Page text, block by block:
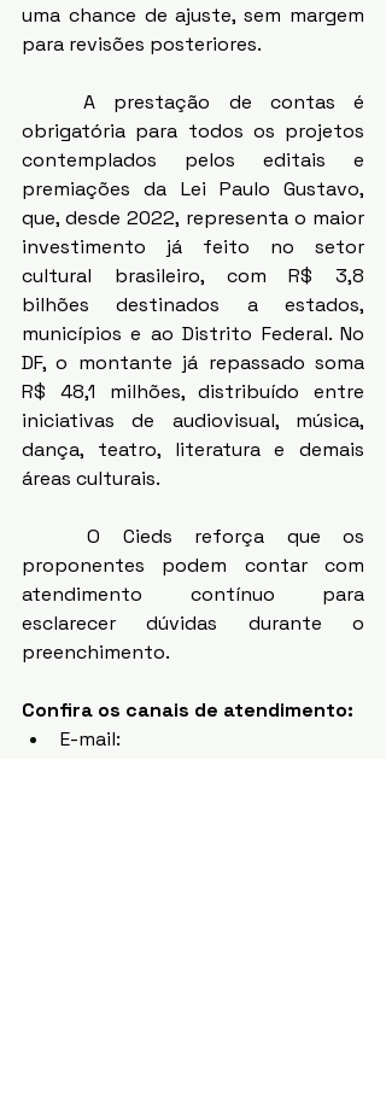
uma chance de ajuste, sem margem
para revisões posteriores.
	A prestação de contas é
obrigatória para todos os projetos
contemplados pelos editais e
premiações da Lei Paulo Gustavo,
que, desde 2022, representa o maior
investimento já feito no setor
cultural brasileiro, com R$ 3,8
bilhões destinados a estados,
municípios e ao Distrito Federal. No
DF, o montante já repassado soma
R$ 48,1 milhões, distribuído entre
iniciativas de audiovisual, música,
dança, teatro, literatura e demais
áreas culturais.
	O Cieds reforça que os
proponentes podem contar com
atendimento contínuo para
esclarecer dúvidas durante o
preenchimento.
Confira os canais de atendimento: